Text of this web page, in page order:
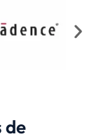
de